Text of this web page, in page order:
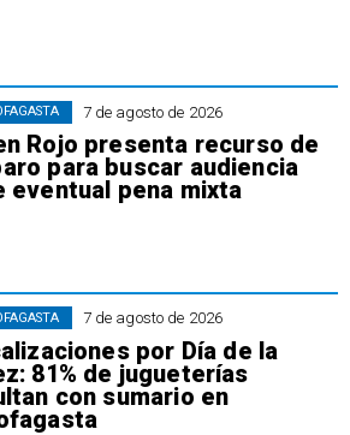
7 de agosto de 2026
Rojo presenta recurso de
para buscar audiencia
eventual pena mixta
7 de agosto de 2026
por Día de la
81% de jugueterías
con sumario en